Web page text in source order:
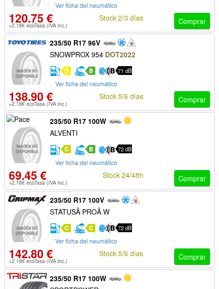
Ver ficha del neumático
120.75 €
+2.18€ ecoTasa (IVA inc.) Comprar
Stock 2/3 días
235/50 R17 96V
SNOWPROX 954 DOT2022
D B 71 dB
Ver ficha del neumático
138.90 €
+2.18€ ecoTasa (IVA inc.) Comprar
Stock 5/6 días
235/50 R17 100W
ALVENTI
C B 72 dB
Ver ficha del neumático
69.45 €
+2.18€ ecoTasa (IVA inc.) Comprar
Stock 24/48h
235/50 R17 100V
STATUSÂ PROÂ W
C C 72 dB
Ver ficha del neumático
142.80 €
+2.18€ ecoTasa (IVA inc.) Comprar
Stock 5/6 días
235/50 R17 100W